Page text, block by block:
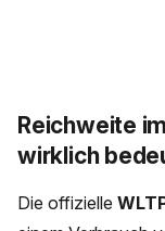
Reichweite
wirklich
Die offizielle